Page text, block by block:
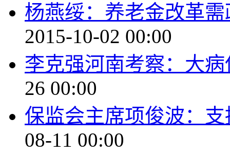
杨燕绥：养老金改革
2015-10-02 00:00
李克强河南考察：大
26 00:00
保监会主席项俊波：
08-11 00:00